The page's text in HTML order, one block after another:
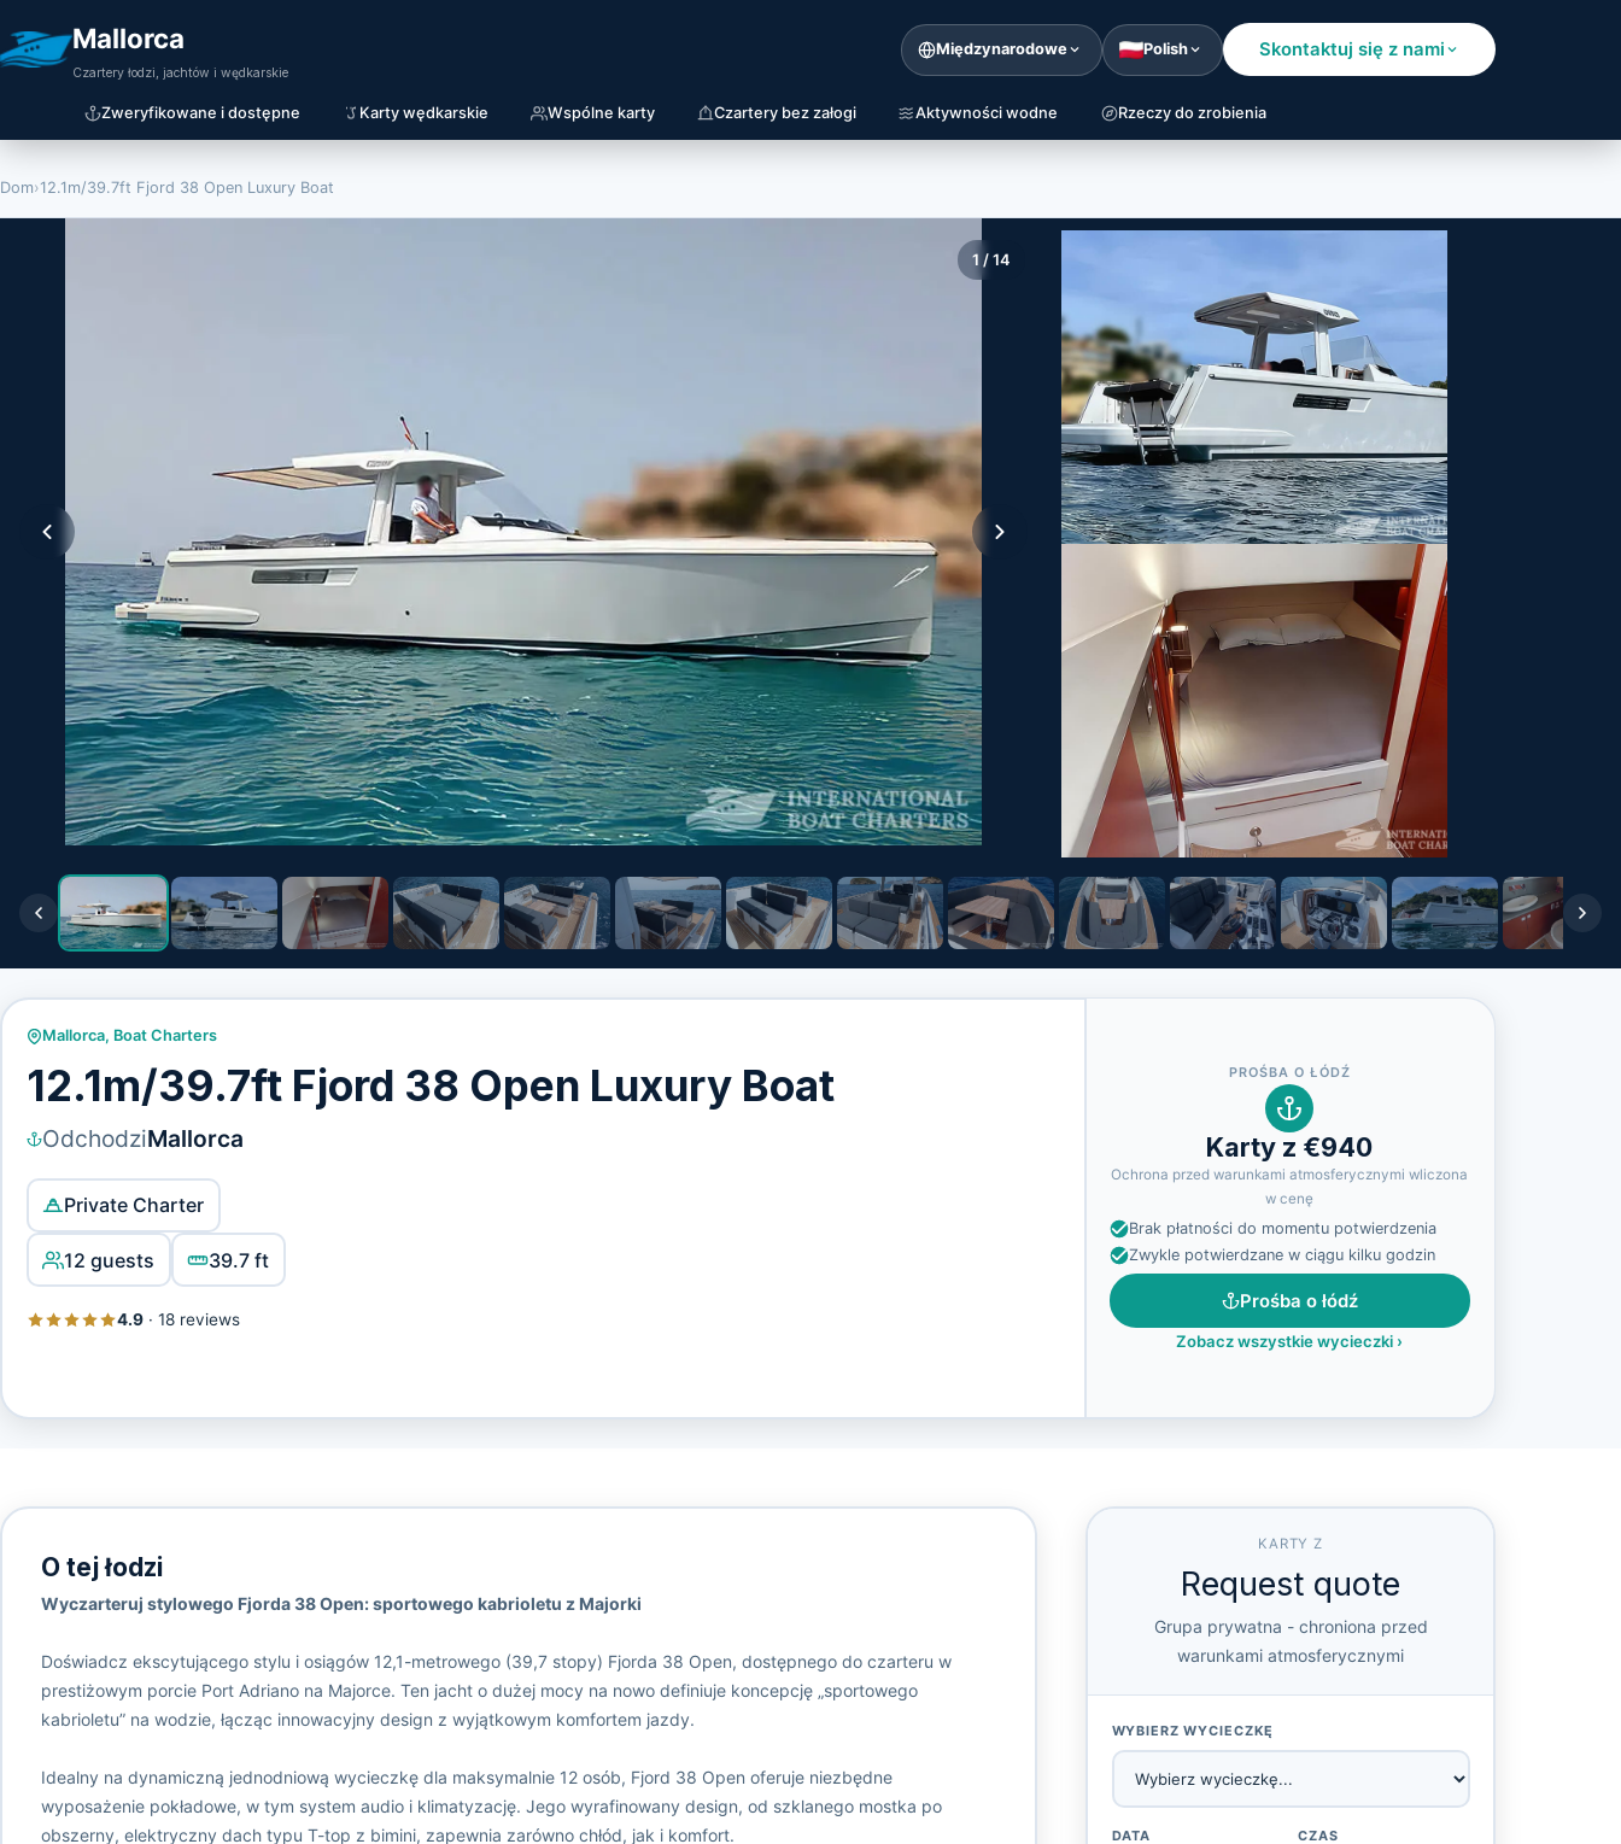
Mallorca
Czartery łodzi, jachtów i wędkarskie
Międzynarodowe Polish Skontaktuj się z nami
Zweryfikowane i dostępne Karty wędkarskie Wspólne karty Czartery bez załogi Aktywności wodne Rzeczy do zrobienia
Dom›12.1m/39.7ft Fjord 38 Open Luxury Boat
1 /14
Mallorca, Boat Charters
12.1m/39.7ft Fjord 38 Open Luxury Boat
OdchodziMallorca
Private Charter
12 guests 39.7 ft
4.9· 18 reviews
PROŚBA O ŁÓDŹ
Karty z €940
Ochrona przed warunkami atmosferycznymi wliczona
w cenę
Brak płatności do momentu potwierdzenia
Zwykle potwierdzane w ciągu kilku godzin
Prośba o łódź
Zobacz wszystkie wycieczki ›
O tej łodzi
Wyczarteruj stylowego Fjorda 38 Open: sportowego kabrioletu z Majorki
Doświadcz ekscytującego stylu i osiągów 12,1-metrowego (39,7 stopy) Fjorda 38 Open, dostępnego do czarteru w
prestiżowym porcie Port Adriano na Majorce. Ten jacht o dużej mocy na nowo definiuje koncepcję „sportowego
kabrioletu” na wodzie, łącząc innowacyjny design z wyjątkowym komfortem jazdy.
Idealny na dynamiczną jednodniową wycieczkę dla maksymalnie 12 osób, Fjord 38 Open oferuje niezbędne
wyposażenie pokładowe, w tym system audio i klimatyzację. Jego wyrafinowany design, od szklanego mostka po
obszerny, elektryczny dach typu T-top z bimini, zapewnia zarówno chłód, jak i komfort.
KARTY Z
Request quote
Grupa prywatna - chroniona przed
warunkami atmosferycznymi
WYBIERZ WYCIECZKĘ
DATA CZAS